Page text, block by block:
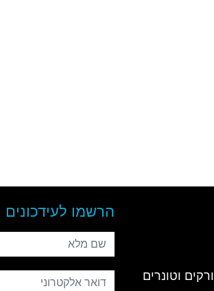
וטונרים
הרשמו לעידכונים
שם מלא
דואר אלקטרוני